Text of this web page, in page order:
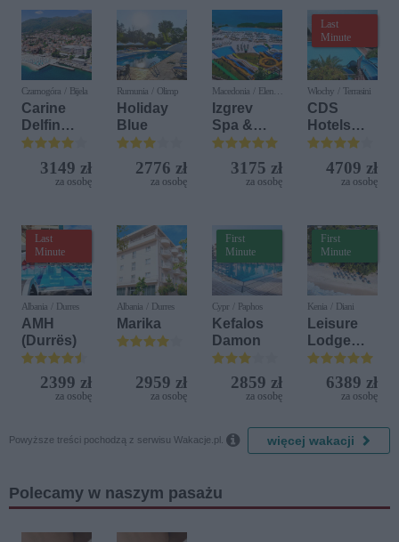
Czarnogóra / Bijela
Carine
Delfin
Bijela (ex.
Iberostar
Bijela
3149 zł
za osobę
Rumunia / Olimp
Holiday
Blue
2776 zł
za osobę
Macedonia / Elen
Kamen
Izgrev
Spa &
Aquapark
3175 zł
za osobę
Last
Minute
Włochy / Terrasini
CDS
Hotels
Terrasini
(ex. Citta
del Mare)
4709 zł
za osobę
Last
Minute
Albania / Durres
AMH
(Durrës)
2399 zł
za osobę
Albania / Durres
Marika
2959 zł
za osobę
First
Minute
Cypr / Paphos
Kefalos
Damon
2859 zł
za osobę
First
Minute
Kenia / Diani
Leisure
Lodge
Beach &
Golf
Resort by
6389 zł
za osobę
Powyższe treści pochodzą z serwisu Wakacje.pl.  więcej wakacji
Polecamy w naszym pasażu